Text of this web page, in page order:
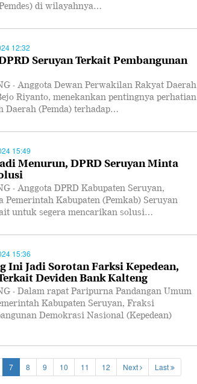
di wilayahnya…
12:32
Seruyan Terkait Pembangunan
- Anggota Dewan Perwakilan Rakyat Daerah
Riyanto, menekankan pentingnya perhatian
Daerah (Pemda) terhadap…
15:49
Menurun, DPRD Seruyan Minta
- Anggota DPRD Kabupaten Seruyan,
Pemerintah Kabupaten (Pemkab) Seruyan
untuk segera mencarikan solusi…
15:36
Ini Jadi Sorotan Farksi Kepedean,
Deviden Bank Kalteng
- Dalam rapat Paripurna Pandangan Umum
Kabupaten Seruyan, Fraksi
Demokrasi Nasional (Kepedean)
7 8 9 10 11 12 Next Last